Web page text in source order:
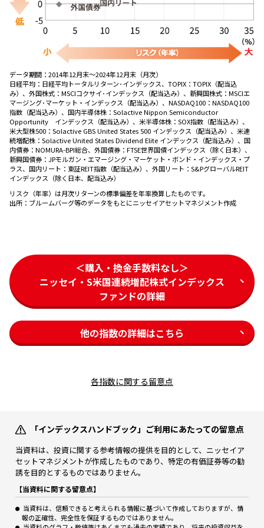
データ期間： 2014年12⽉末〜2024年12⽉末（⽉次）
日経平均：日経平均トータルリターン･インデックス、TOPIX：TOPIX（配当込
み）、外国株式：MSCIコクサイ･インデックス（配当込み）、新興国株式：MSCIエ
マージング･マーケット・インデックス（配当込み）、NASDAQ100：NASDAQ100
指数（配当込み）、国内半導体株：Solactive Nippon Semiconductor
Opportunity インデックス（配当込み）、米半導体株：SOX指数（配当込み）、
米大型株500：Solactive GBS United States 500 インデックス（配当込み）、米連
続増配株：Solactive United States Dividend Elite インデックス（配当込み）、国
内債券：NOMURA-BPI総合、外国債券：FTSE世界国債インデックス（除く日本）、
新興国債券：JPモルガン・エマージング・マーケット・ボンド・インデックス・プ
ラス、国内リート：東証REIT指数（配当込み）、外国リート：S&PグローバルREIT
インデックス（除く日本、配当込み）
リスク（年率）は月次リターンの標準偏差を年率換算したものです。
出所： ブルームバーグ等のデータをもとにニッセイアセットマネジメント作成
＜購入・換金手数料なし＞
ニッセイ・S米国連続増配株式インデックス
ファンドの詳細
他の指数の詳細はこちら
各指数に関する留意点
「インデックスハンドブック」ご利用にあたっての留意点
当資料は、投資に関する参考情報の提供を目的として、ニッセイア
セットマネジメントが作成したものであり、特定の有価証券等の勧
誘を目的とするものではありません。
【当資料に関する留意点】
当資料は、信頼できると考えられる情報に基づいて作成しておりますが、情
報の正確性、完全性を保証するものではありません。